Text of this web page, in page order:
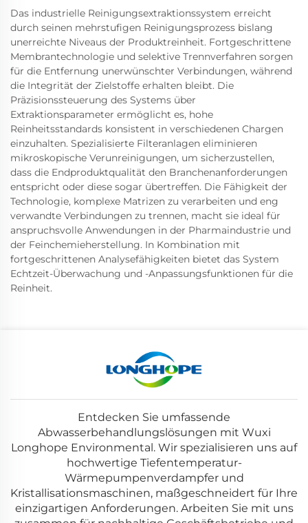
Das industrielle Reinigungsextraktionssystem erreicht
durch seinen mehrstufigen Reinigungsprozess bislang
unerreichte Niveaus der Produktreinheit. Fortgeschrittene
Membrantechnologie und selektive Trennverfahren sorgen
für die Entfernung unerwünschter Verbindungen, während
die Integrität der Zielstoffe erhalten bleibt. Die
Präzisionssteuerung des Systems über
Extraktionsparameter ermöglicht es, hohe
Reinheitsstandards konsistent in verschiedenen Chargen
einzuhalten. Spezialisierte Filteranlagen eliminieren
mikroskopische Verunreinigungen, um sicherzustellen,
dass die Endproduktqualität den Branchenanforderungen
entspricht oder diese sogar übertreffen. Die Fähigkeit der
Technologie, komplexe Matrizen zu verarbeiten und eng
verwandte Verbindungen zu trennen, macht sie ideal für
anspruchsvolle Anwendungen in der Pharmaindustrie und
der Feinchemieherstellung. In Kombination mit
fortgeschrittenen Analysefähigkeiten bietet das System
Echtzeit-Überwachung und -Anpassungsfunktionen für die
Reinheit.
Entdecken Sie umfassende
Abwasserbehandlungslösungen mit Wuxi
Longhope Environmental. Wir spezialisieren uns auf
hochwertige Tiefentemperatur-
Wärmepumpenverdampfer und
Kristallisationsmaschinen, maßgeschneidert für Ihre
einzigartigen Anforderungen. Arbeiten Sie mit uns